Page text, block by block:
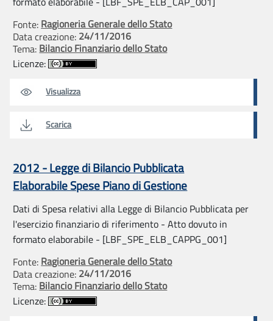
Fonte: Ragioneria Generale dello Stato
Data creazione: 24/11/2016
Tema: Bilancio Finanziario dello Stato
Licenze:
Visualizza
Scarica
2012 - Legge di Bilancio Pubblicata
Elaborabile Spese Piano di Gestione
Dati di Spesa relativi alla Legge di Bilancio Pubblicata per
l'esercizio finanziario di riferimento - Atto dovuto in
formato elaborabile - [LBF_SPE_ELB_CAPPG_001]
Fonte: Ragioneria Generale dello Stato
Data creazione: 24/11/2016
Tema: Bilancio Finanziario dello Stato
Licenze: